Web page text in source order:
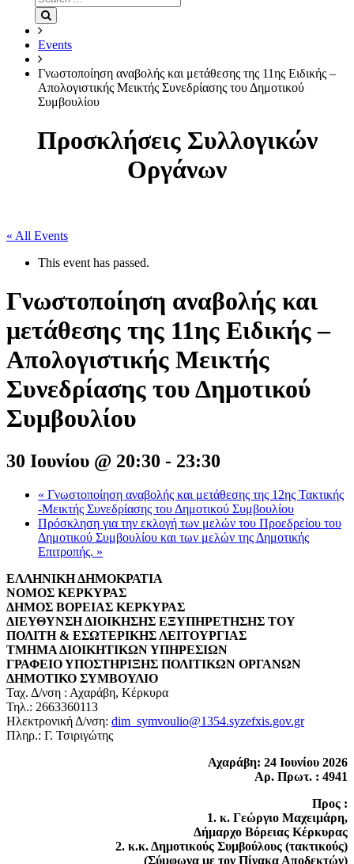
for:
Events
Γνωστοποίηση αναβολής και μετάθεσης της 11ης Ειδικής –
Απολογιστικής Μεικτής Συνεδρίασης του Δημοτικού
Συμβουλίου
Προσκλήσεις Συλλογικών
Οργάνων
« All Events
This event has passed.
Γνωστοποίηση αναβολής και
μετάθεσης της 11ης Ειδικής –
Απολογιστικής Μεικτής
Συνεδρίασης του Δημοτικού
Συμβουλίου
30 Ιουνίου @ 20:30 - 23:30
« Γνωστοποίηση αναβολής και μετάθεσης της 12ης Τακτικής
-Μεικτής Συνεδρίασης του Δημοτικού Συμβουλίου
Πρόσκληση για την εκλογή των μελών του Προεδρείου του
Δημοτικού Συμβουλίου και των μελών της Δημοτικής
Επιτροπής. »
ΕΛΛΗΝΙΚΗ ΔΗΜΟΚΡΑΤΙΑ
ΝΟΜΟΣ ΚΕΡΚΥΡΑΣ
ΔΗΜΟΣ ΒΟΡΕΙΑΣ ΚΕΡΚΥΡΑΣ
ΔΙΕΥΘΥΝΣΗ ΔΙΟΙΚΗΣΗΣ ΕΞΥΠΗΡΕΤΗΣΗΣ ΤΟΥ
ΠΟΛΙΤΗ & ΕΣΩΤΕΡΙΚΗΣ ΛΕΙΤΟΥΡΓΙΑΣ
ΤΜΗΜΑ ΔΙΟΙΚΗΤΙΚΩΝ ΥΠΗΡΕΣΙΩΝ
ΓΡΑΦΕΙΟ ΥΠΟΣΤΗΡΙΞΗΣ ΠΟΛΙΤΙΚΩΝ ΟΡΓΑΝΩΝ
ΔΗΜΟΤΙΚΟ ΣΥΜΒΟΥΛΙΟ
Ταχ. Δ/νση : Αχαράβη, Κέρκυρα
Τηλ.: 2663360113
Ηλεκτρονική Δ/νση: dim_symvoulio@1354.syzefxis.gov.gr
Πληρ.: Γ. Τσιριγώτης
Αχαράβη: 24 Ιουνίου 2026
Αρ. Πρωτ. : 4941
Προς :
1. κ. Γεώργιο Μαχειμάρη,
Δήμαρχο Βόρειας Κέρκυρας
2. κ.κ. Δημοτικούς Συμβούλους (τακτικούς)
(Σύμφωνα με τον Πίνακα Αποδεκτών)